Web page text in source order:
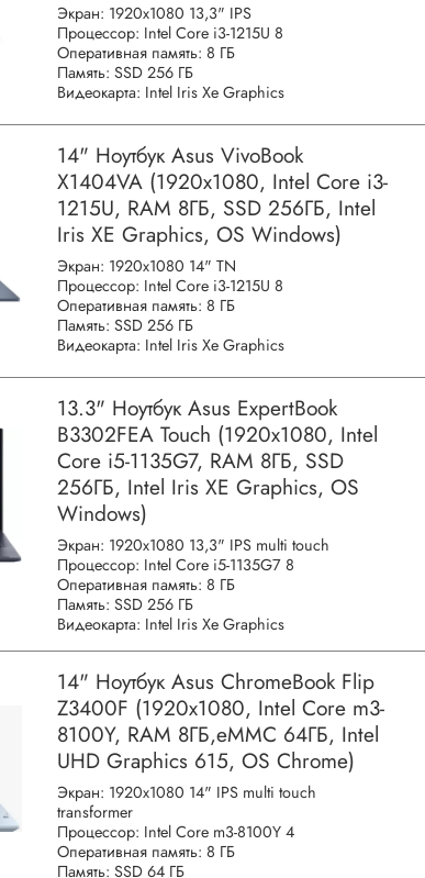
Экран: 1920x1080 13,3" IPS
Процессор: Intel Core i3-1215U 8
Оперативная память: 8 ГБ
Память: SSD 256 ГБ
Видеокарта: Intel Iris Xe Graphics
14" Ноутбук Asus VivoBook
X1404VA (1920x1080, Intel Core i3-
1215U, RAM 8ГБ, SSD 256ГБ, Intel
Iris XE Graphics, OS Windows)
Экран: 1920x1080 14" TN
Процессор: Intel Core i3-1215U 8
Оперативная память: 8 ГБ
Память: SSD 256 ГБ
Видеокарта: Intel Iris Xe Graphics
13.3" Ноутбук Asus ExpertBook
B3302FEA Touch (1920x1080, Intel
Core i5-1135G7, RAM 8ГБ, SSD
256ГБ, Intel Iris XE Graphics, OS
Windows)
Экран: 1920x1080 13,3" IPS multi touch
Процессор: Intel Core i5-1135G7 8
Оперативная память: 8 ГБ
Память: SSD 256 ГБ
Видеокарта: Intel Iris Xe Graphics
14" Ноутбук Asus ChromeBook Flip
Z3400F (1920x1080, Intel Core m3-
8100Y, RAM 8ГБ,eMMC 64ГБ, Intel
UHD Graphics 615, OS Chrome)
Экран: 1920x1080 14" IPS multi touch
transformer
Процессор: Intel Core m3-8100Y 4
Оперативная память: 8 ГБ
Память: SSD 64 ГБ